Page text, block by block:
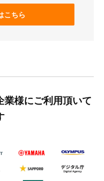
こちら
業様にご利用頂いて